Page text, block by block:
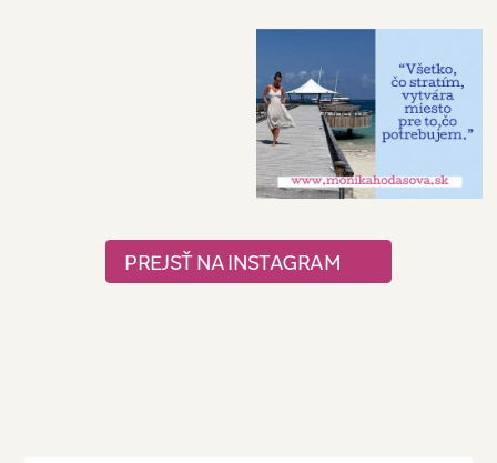
PREJSŤ NA INSTAGRAM